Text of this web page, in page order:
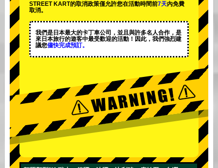
STREET KART的取消政策僅允許您在活動時間前7天內免費
取消。
我們是日本最大的卡丁車公司，並且與許多名人合作，是
來日本旅行的遊客中最受歡迎的活動 ！因此，我們強烈建
議您儘快完成預訂。